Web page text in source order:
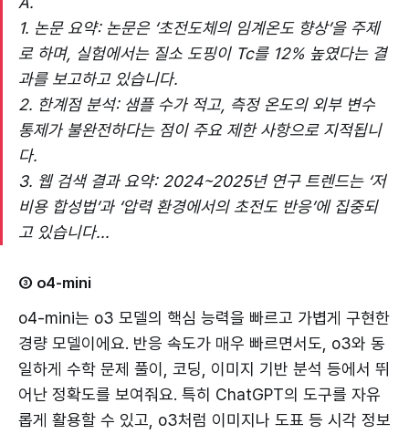
1. 논문 요약: 논문은 ‘초전도체의 임계온도 향상’을 주제
로 하며, 실험에서는 질소 도핑이 Tc를 12% 높였다는 결
과를 보고하고 있습니다.
2. 한계점 분석: 샘플 수가 적고, 측정 온도의 외부 변수
통제가 불완전하다는 점이 주요 제한 사항으로 지적됩니
다.
3. 웹 검색 결과 요약: 2024~2025년 연구 트렌드는 ‘저
비용 합성법’과 ‘압력 환경에서의 초전도 반응’에 집중되
고 있습니다...
③ o4-mini
o4-mini는 o3 모델의 핵심 능력을 빠르고 가볍게 구현한
경량 모델이에요. 반응 속도가 매우 빠르면서도, o3와 동
일하게 수학 문제 풀이, 코딩, 이미지 기반 분석 등에서 뛰
어난 정확도를 보여줘요. 특히 ChatGPT의 도구를 자유
롭게 활용할 수 있고, o3처럼 이미지나 도표 등 시각 정보